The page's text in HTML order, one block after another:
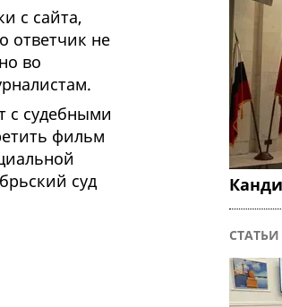
с сайта,
ответчик не
во
с судебными
фильм
суд
СТАТЬИ